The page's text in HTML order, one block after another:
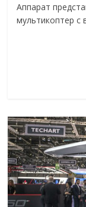
Аппарат
мультикоптер с